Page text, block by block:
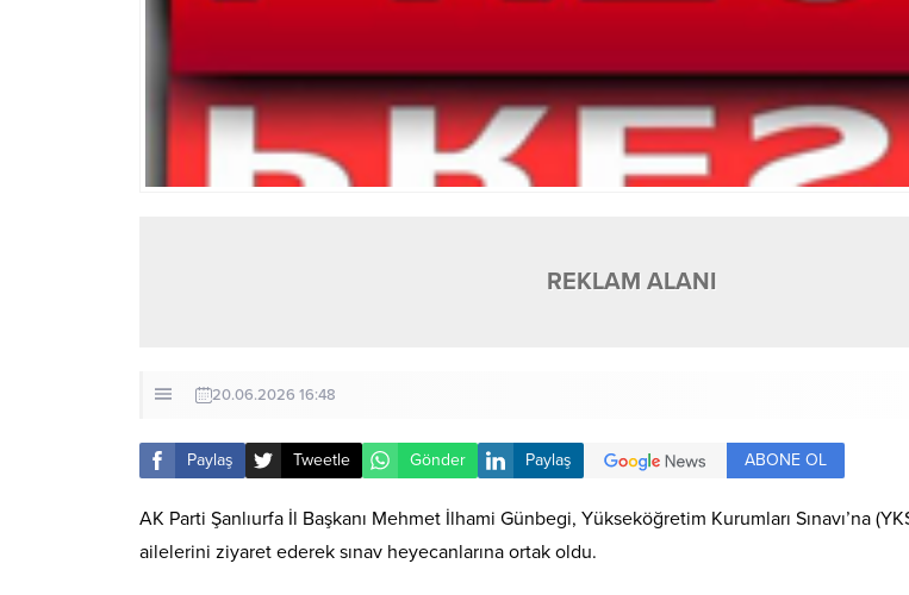
REKLAM ALANI
20.06.2026 16:48
Paylaş Tweetle Gönder Paylaş ABONE OL
AK Parti Şanlıurfa İl Başkanı Mehmet İlhami Günbegi, Yükseköğretim Kurumları Sınavı’na
ailelerini ziyaret ederek sınav heyecanlarına ortak oldu.